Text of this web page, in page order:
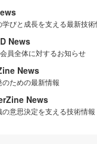
びと成長を支える最新技術
News
員全体に対するお知らせ
News
ための最新情報
News
意思決定を支える技術情報